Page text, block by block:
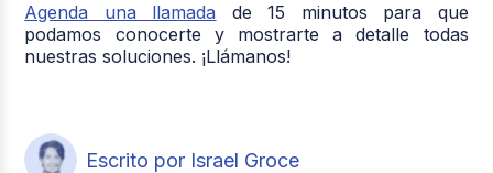
Agenda una llamada de 15 minutos para que
podamos conocerte y mostrarte a detalle todas
nuestras soluciones. ¡Llámanos!
Escrito por Israel Groce